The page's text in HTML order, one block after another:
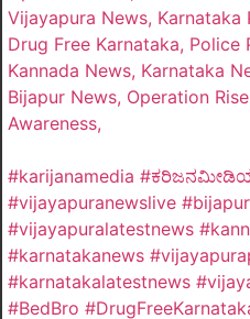
Vijayapura News,
Drug Free Karnataka, Police
Kannada News, Karnataka
Bijapur News, Operation
Awareness,
#karijanamedia
#vijayapuranewslive
#vijayapuralatestnews
#karnatakanews
#karnatakalatestnews
#BedBro